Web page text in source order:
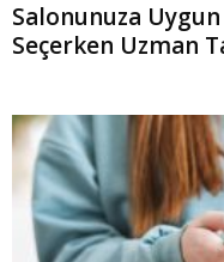
Salonunuza Uygun
Seçerken Uzman